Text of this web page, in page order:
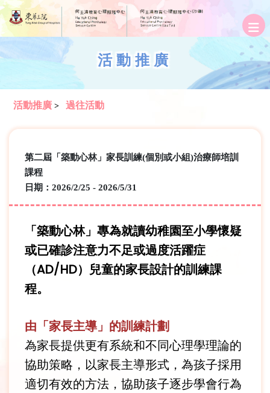
活動推廣
活動推廣 > 過往活動
第二屆「築動心林」家長訓練(個別或小組)治療師培訓
課程
日期：2026/2/25 - 2026/5/31
「築動心林」專為就讀幼稚園至小學懷疑
或已確診注意力不足或過度活躍症
（AD/HD）兒童的家長設計的訓練課
程。
由「家長主導」的訓練計劃
為家長提供更有系統和不同心理學理論的
協助策略，以家長主導形式，為孩子採用
適切有效的方法，協助孩子逐步學會行為